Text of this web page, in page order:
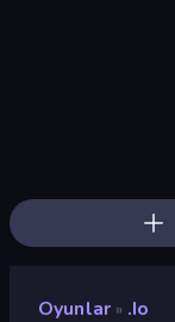
Oyunlar » .io